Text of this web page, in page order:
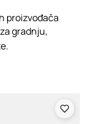
proizvođača
gradnju,